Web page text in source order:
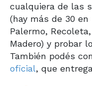
cualquiera de las
(hay más de 30 en
Palermo,
Madero) y probar
También podés
oficial, que